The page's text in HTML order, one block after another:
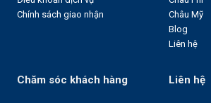
Chính sách giao nhận
Châu Mỹ
Blog
Liên hệ
Chăm sóc khách hàng Liên hệ